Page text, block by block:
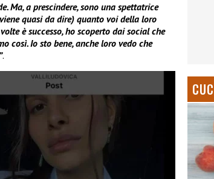
Ma, a prescindere, sono una spettatrice
quasi da dire) quanto voi della loro
è successo, ho scoperto dai social che
così. Io sto bene, anche loro vedo che
.